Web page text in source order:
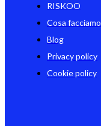
RISKOO
Cosa facciamo
Blog
Privacy policy
Cookie policy